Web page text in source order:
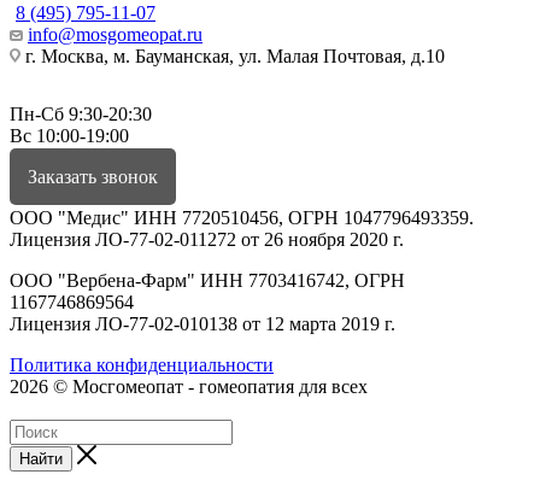
8 (495) 795-11-07
info@mosgomeopat.ru
г. Москва, м. Бауманская, ул. Малая Почтовая, д.10
Пн-Сб 9:30-20:30
Вс 10:00-19:00
Заказать звонок
ООО "Медис" ИНН 7720510456, ОГРН 1047796493359.
Лицензия ЛО-77-02-011272 от 26 ноября 2020 г.
ООО "Вербена-Фарм" ИНН 7703416742, ОГРН
1167746869564
Лицензия ЛО-77-02-010138 от 12 марта 2019 г.
Политика конфиденциальности
2026 © Мосгомеопат - гомеопатия для всех
Найти